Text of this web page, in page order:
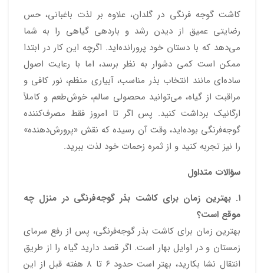
کاشت گوجه‌ فرنگی در گلدان، علاوه بر لذت باغبانی، حس
رضایتی عمیق از دیدن رشد و باردهی گیاهی را به شما
می‌دهد که با دستان خود پرورانده‌اید. اگرچه این کار در ابتدا
ممکن است کمی دشوار به نظر برسد، اما با رعایت اصول
ساده‌ای مانند انتخاب بذر مناسب، آبیاری منظم، نور کافی و
مراقبت از گیاه، می‌توانید محصولی سالم، خوش‌طعم و کاملاً
ارگانیک برداشت کنید. پس اگر تا امروز فقط مصرف‌کننده
گوجه‌فرنگی بوده‌اید، وقت آن رسیده که نقش «پرورش‌دهنده»
را نیز تجربه کنید و از ثمره زحمات خود لذت ببرید.
سؤالات متداول
۱. بهترین زمان برای کاشت بذر گوجه‌فرنگی در منزل چه
موقع است؟
بهترین زمان برای کاشت بذر گوجه‌فرنگی، پس از رفع سرمای
زمستان و در اوایل بهار است. اگر قصد دارید گیاه را از طریق
انتقال نشا بکارید، بهتر است حدود ۶ تا ۸ هفته قبل از این